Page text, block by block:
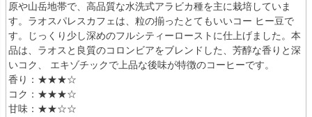
原や山岳地帯で、高品質な水洗式アラビカ種を主に栽培していま
す。ラオスパレスカフェは、粒の揃ったとてもいいコー ヒー豆で
す。じっくり少し深めのフルシティーローストに仕上げました。本
品は、ラオスと良質のコロンビアをブレンドした、芳醇な香りと深
いコク、 エキゾチックで上品な後味が特徴のコーヒーです。
香り：★★★☆
コク：★★★☆
甘味：★★☆☆